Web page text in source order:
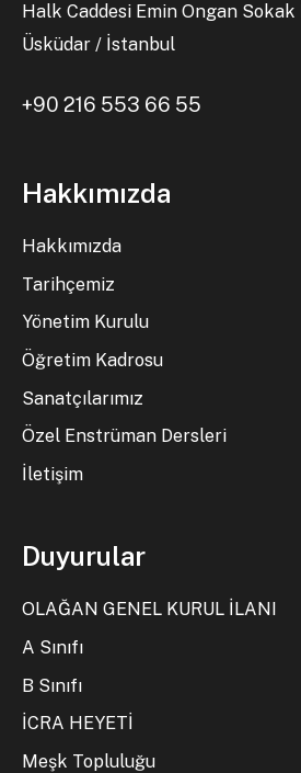
Halk Caddesi Emin Ongan Sokak
Üsküdar / İstanbul
+90 216 553 66 55
Hakkımızda
Hakkımızda
Tarihçemiz
Yönetim Kurulu
Öğretim Kadrosu
Sanatçılarımız
Özel Enstrüman Dersleri
İletişim
Duyurular
OLAĞAN GENEL KURUL İLANI
A Sınıfı
B Sınıfı
İCRA HEYETİ
Meşk Topluluğu